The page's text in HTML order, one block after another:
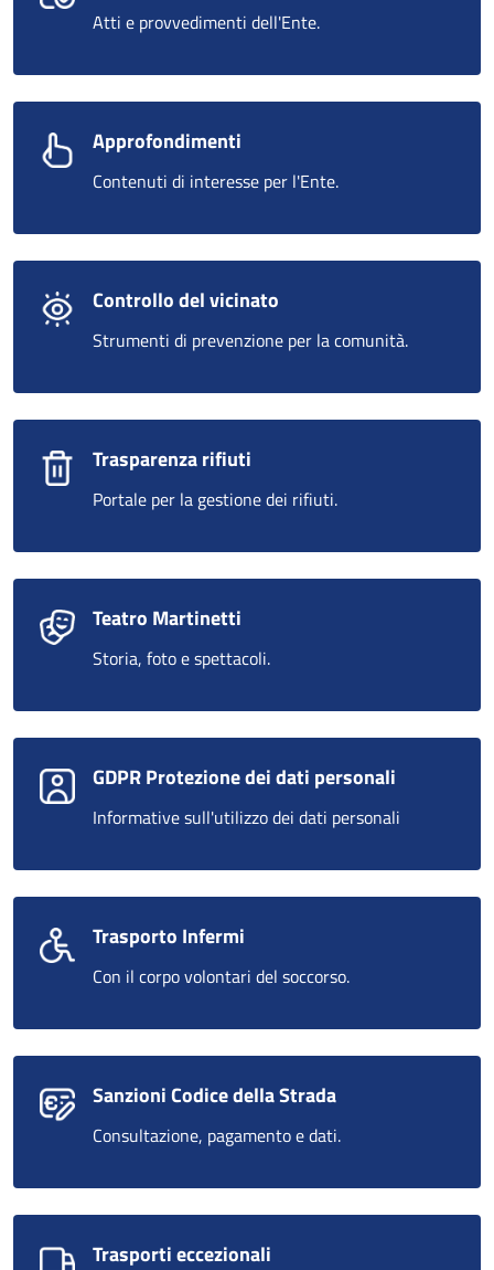
Atti e provvedimenti dell'Ente.
Approfondimenti
Contenuti di interesse per l'Ente.
Controllo del vicinato
Strumenti di prevenzione per la comunità.
Trasparenza rifiuti
Portale per la gestione dei rifiuti.
Teatro Martinetti
Storia, foto e spettacoli.
GDPR Protezione dei dati personali
Informative sull'utilizzo dei dati personali
Trasporto Infermi
Con il corpo volontari del soccorso.
Sanzioni Codice della Strada
Consultazione, pagamento e dati.
Trasporti eccezionali